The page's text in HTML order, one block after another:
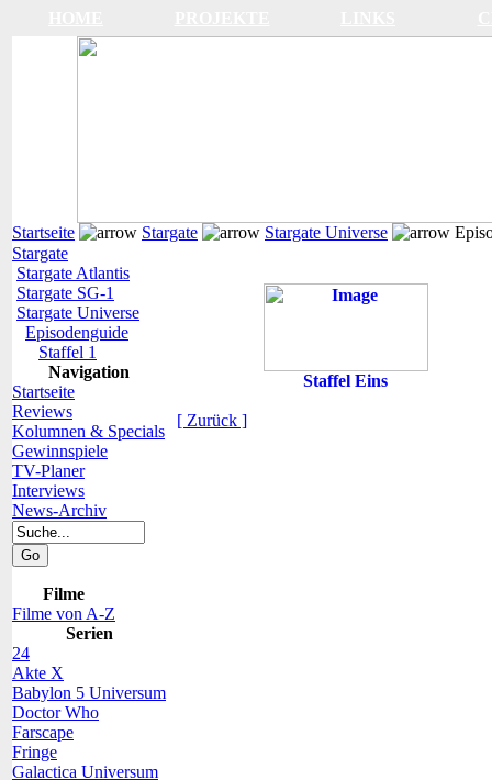
Startseite Stargate Stargate Universe
Stargate
Stargate Atlantis
Stargate SG-1
Stargate Universe
Episodenguide
Staffel 1
Navigation
Startseite
Reviews
Kolumnen & Specials
Gewinnspiele
TV-Planer
Interviews
News-Archiv
Filme
Filme von A-Z
Serien
24
Akte X
Babylon 5 Universum
Doctor Who
Farscape
Fringe
Galactica Universum
Staffel Eins
[ Zurück ]